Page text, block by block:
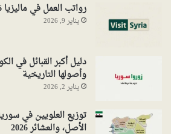
رواتب العمل في ماليزيا 2026
يناير 9, 2026
وأصولها التاريخية
يناير 2, 2026
توزيع العلويين في
الأصل، والعشائر 2026